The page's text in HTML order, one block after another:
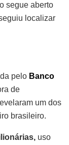
segue aberto
localizar
pelo Banco
de
um dos
brasileiro.
uso